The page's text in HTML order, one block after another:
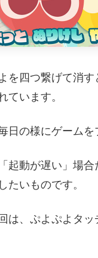
を四つ繋げて消
ています。
日の様にゲーム
起動が遅い」場
たいものです。
は、ぷよぷよタ